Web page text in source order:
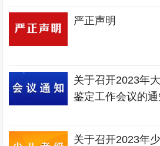
严正声明
关于召开2023年
鉴定工作会议的通
关于召开2023年